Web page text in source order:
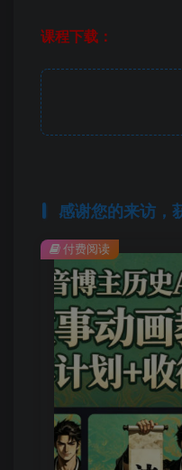
课程下载：
感谢您的来访，
付费阅读